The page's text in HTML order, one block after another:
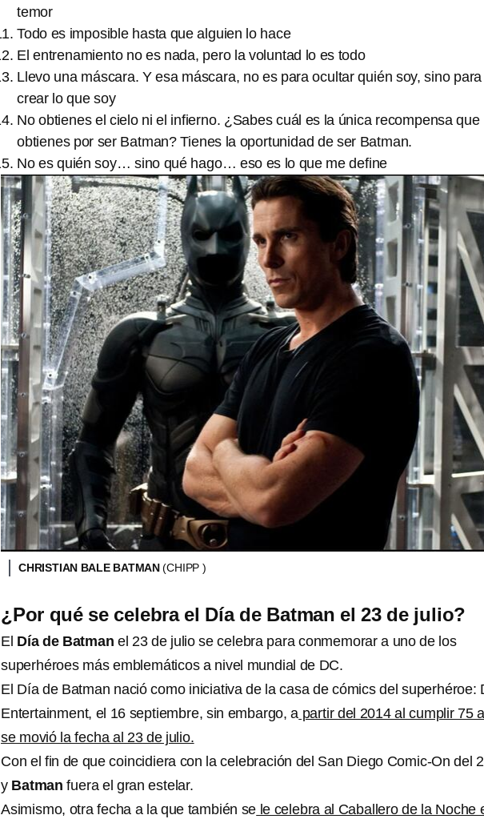
temor
Todo es imposible hasta que alguien lo hace
El entrenamiento no es nada, pero la voluntad lo es todo
Llevo una máscara. Y esa máscara, no es para ocultar quién soy, sino para
crear lo que soy
No obtienes el cielo ni el infierno. ¿Sabes cuál es la única recompensa que
obtienes por ser Batman? Tienes la oportunidad de ser Batman.
No es quién soy… sino qué hago… eso es lo que me define
CHRISTIAN BALE BATMAN(CHIPP )
¿Por qué se celebra el Día de Batman el 23 de julio?
El Día de Batman el 23 de julio se celebra para conmemorar a uno de los
superhéroes más emblemáticos a nivel mundial de DC.
El Día de Batman nació como iniciativa de la casa de cómics del superhéroe:
Entertainment, el 16 septiembre, sin embargo, a partir del 2014 al cumplir 75
se movió la fecha al 23 de julio.
Con el fin de que coincidiera con la celebración del San Diego Comic-On del
y Batmanfuera el gran estelar.
Asimismo, otra fecha a la que también se le celebra al Caballero de la Noche